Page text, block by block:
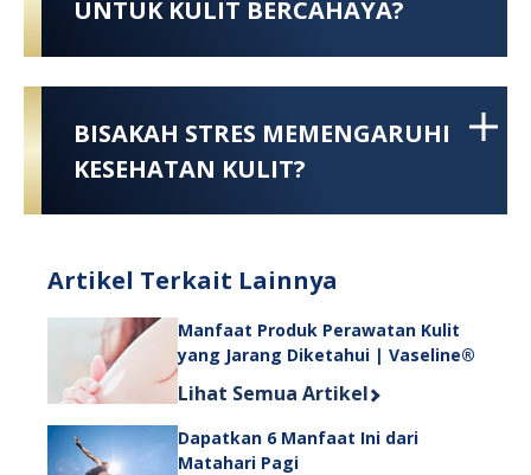
UNTUK KULIT BERCAHAYA?
BISAKAH STRES MEMENGARUHI
KESEHATAN KULIT?
Artikel Terkait Lainnya
Manfaat Produk Perawatan Kulit
yang Jarang Diketahui | Vaseline®
Discover more about Manfaat
Lihat Semua Artikel
Dapatkan 6 Manfaat Ini dari
Matahari Pagi